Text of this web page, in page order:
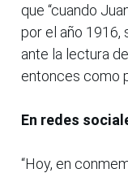
que “cuando
por el año 1916,
ante la lectura
entonces como
En redes
“Hoy, en